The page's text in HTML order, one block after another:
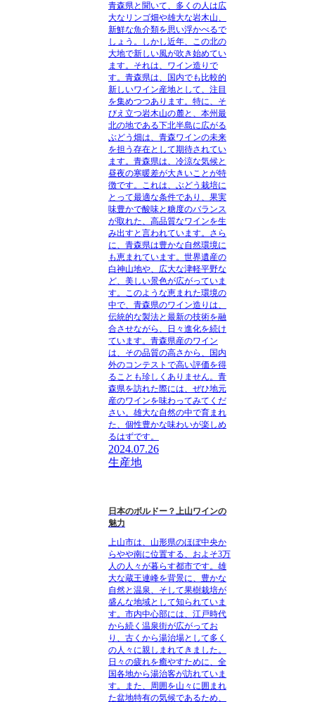
青森県と聞いて、多くの人は広
大なリンゴ畑や雄大な岩木山、
新鮮な魚介類を思い浮かべるで
しょう。しかし近年、この北の
大地で新しい風が吹き始めてい
ます。それは、ワイン造りで
す。青森県は、国内でも比較的
新しいワイン産地として、注目
を集めつつあります。特に、そ
びえ立つ岩木山の麓と、本州最
北の地である下北半島に広がる
ぶどう畑は、青森ワインの未来
を担う存在として期待されてい
ます。青森県は、冷涼な気候と
昼夜の寒暖差が大きいことが特
徴です。これは、ぶどう栽培に
とって最適な条件であり、果実
味豊かで酸味と糖度のバランス
が取れた、高品質なワインを生
み出すと言われています。さら
に、青森県は豊かな自然環境に
も恵まれています。世界遺産の
白神山地や、広大な津軽平野な
ど、美しい景色が広がっていま
す。このような恵まれた環境の
中で、青森県のワイン造りは、
伝統的な製法と最新の技術を融
合させながら、日々進化を続け
ています。青森県産のワイン
は、その品質の高さから、国内
外のコンテストで高い評価を得
ることも珍しくありません。青
森県を訪れた際には、ぜひ地元
産のワインを味わってみてくだ
さい。雄大な自然の中で育まれ
た、個性豊かな味わいが楽しめ
るはずです。
2024.07.26
生産地
日本のボルドー？上山ワインの
魅力
上山市は、山形県のほぼ中央か
らやや南に位置する、およそ3万
人の人々が暮らす都市です。雄
大な蔵王連峰を背景に、豊かな
自然と温泉、そして果樹栽培が
盛んな地域として知られていま
す。市内中心部には、江戸時代
から続く温泉街が広がってお
り、古くから湯治場として多く
の人々に親しまれてきました。
日々の疲れを癒やすために、全
国各地から湯治客が訪れていま
す。また、周囲を山々に囲まれ
た盆地特有の気候であるため、